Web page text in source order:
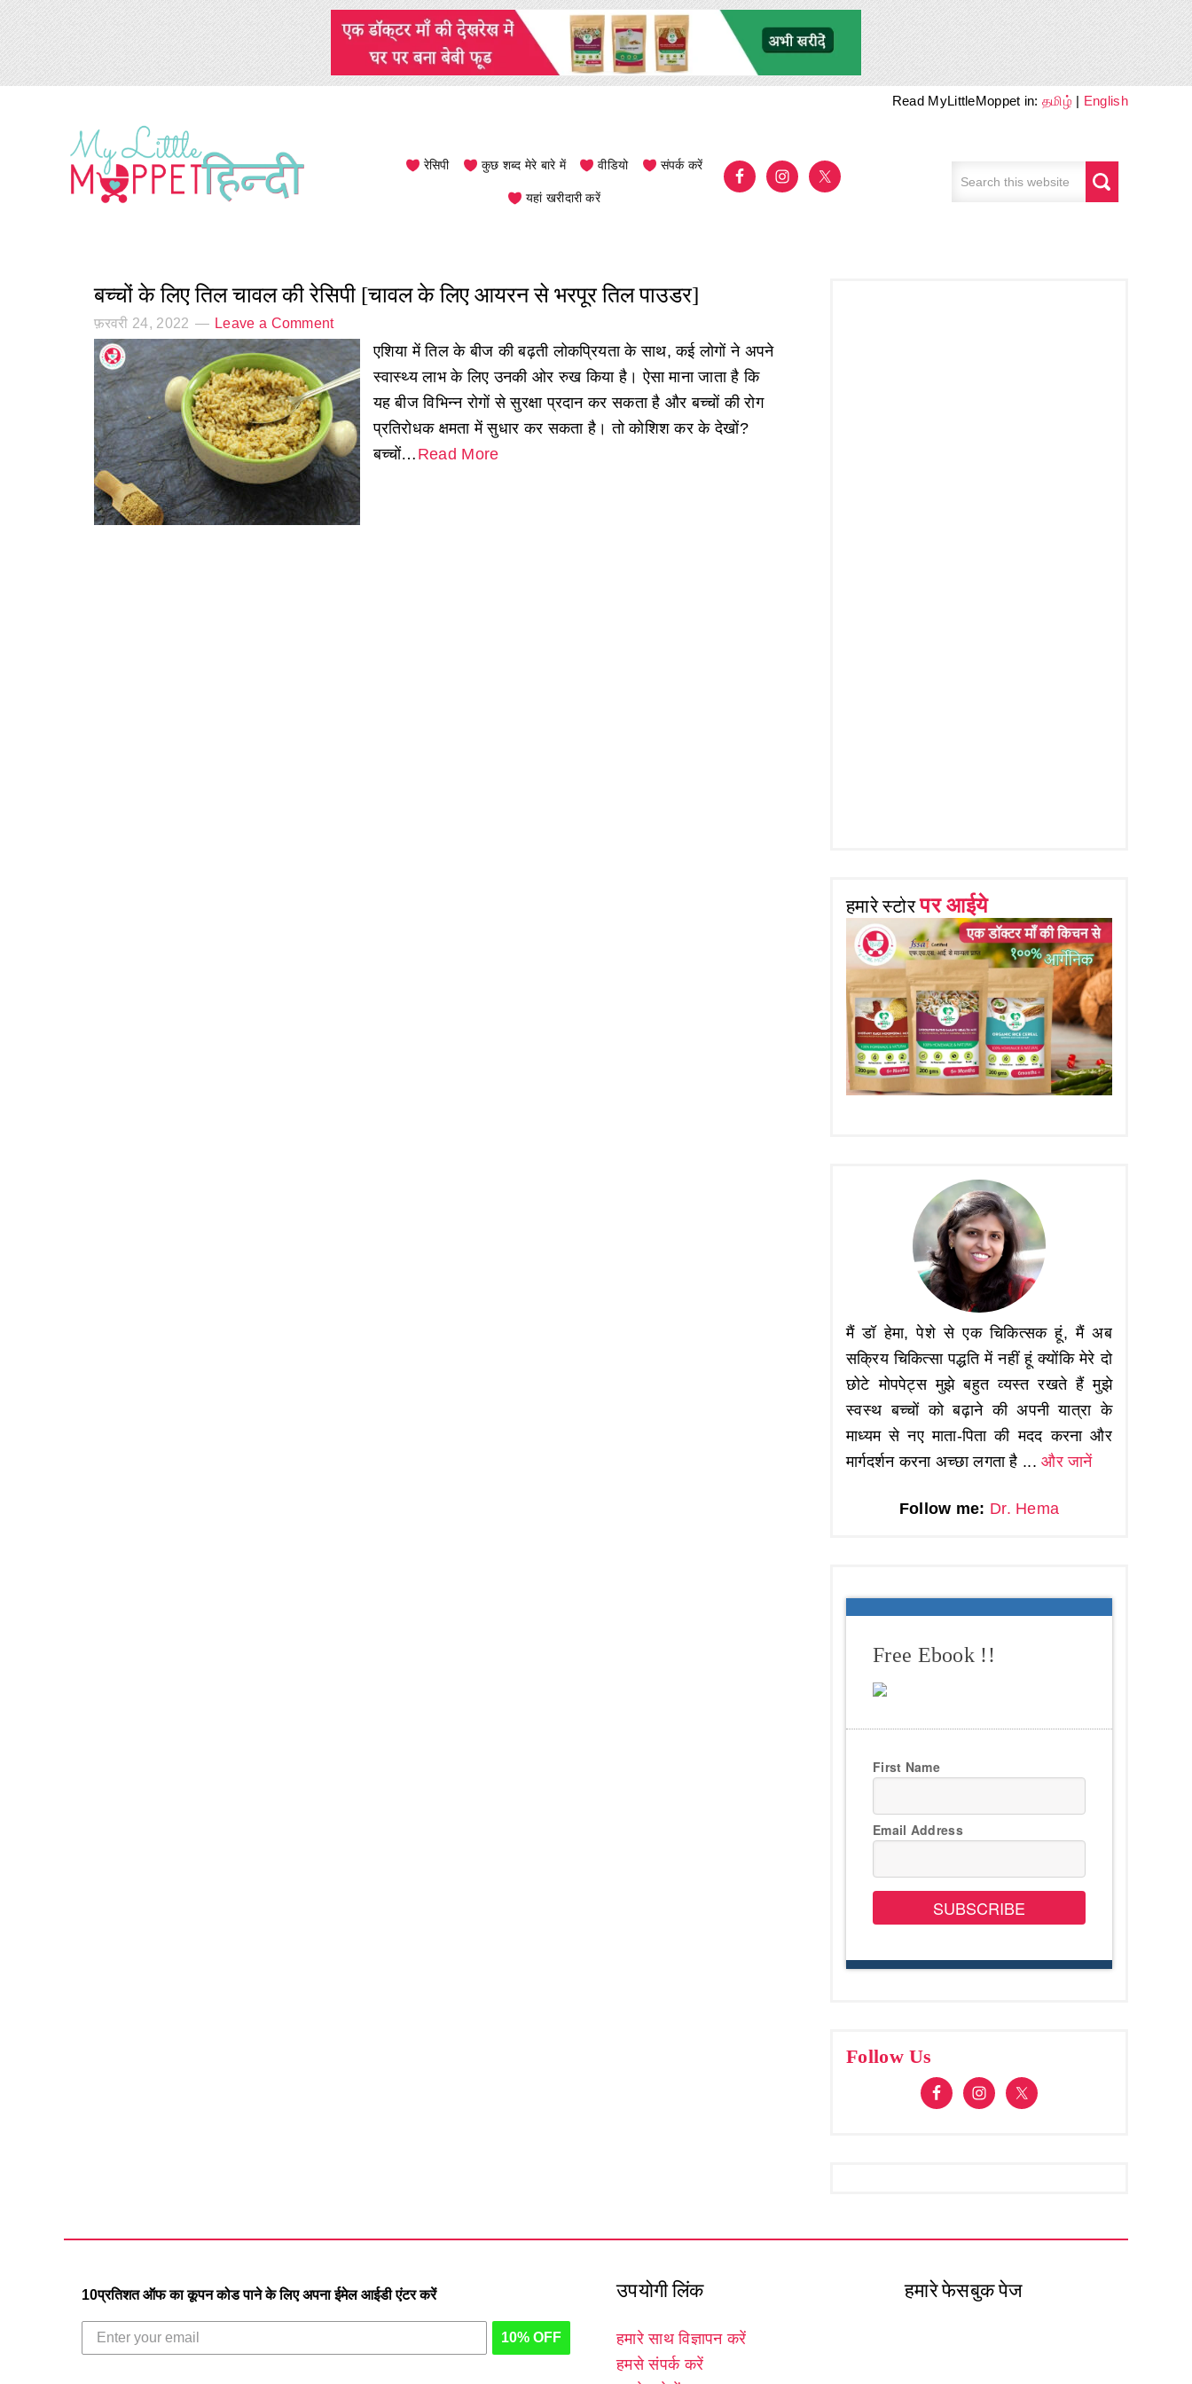
Read MyLittleMoppet in:தமிழ் | English
रेसिपी कुछ शब्द मेरे बारे में वीडियो संपर्क करें
यहां खरीदारी करें
बच्चों के लिए तिल चावल की रेसिपी [चावल के लिए आयरन से भरपूर तिल पाउडर]
फ़रवरी 24, 2022 Leave a Comment
एशिया में तिल के बीज की बढ़ती लोकप्रियता के साथ, कई लोगों ने अपने
स्वास्थ्य लाभ के लिए उनकी ओर रुख किया है। ऐसा माना जाता है कि
यह बीज विभिन्न रोगों से सुरक्षा प्रदान कर सकता है और बच्चों की रोग
प्रतिरोधक क्षमता में सुधार कर सकता है। तो कोशिश कर के देखों?
बच्चों… Read More
हमारे स्टोरपर आईये
मैं डॉ हेमा, पेशे से एक चिकित्सक हूं, मैं अब
सक्रिय चिकित्सा पद्धति में नहीं हूं क्योंकि मेरे दो
छोटे मोपपेट्स मुझे बहुत व्यस्त रखते हैं मुझे
स्वस्थ बच्चों को बढ़ाने की अपनी यात्रा के
माध्यम से नए माता-पिता की मदद करना और
मार्गदर्शन करना अच्छा लगता है ...और जानें
Follow me: Dr. Hema
Free Ebook !!
First Name
Email Address
SUBSCRIBE
Follow Us
10प्रतिशत ऑफ का कूपन कोड पाने के लिए अपना ईमेल आईडी एंटर करें
10% OFF
उपयोगी लिंक
हमारे साथ विज्ञापन करें
हमसे संपर्क करें
हमारे फेसबुक पेज